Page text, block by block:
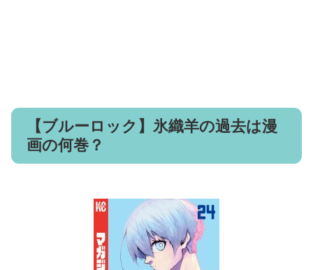
【ブルーロック】氷織羊の過去は漫
画の何巻？